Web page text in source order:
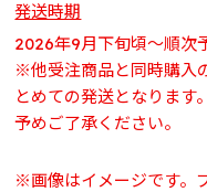
発送時期
2026年9月下旬頃～順次
※他受注商品と同時購入
とめての発送となります。
予めご了承ください。
※画像はイメージです。